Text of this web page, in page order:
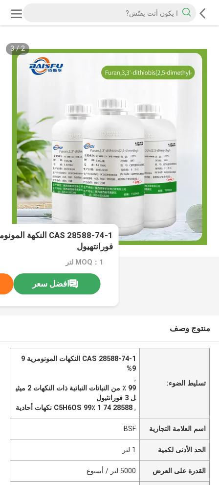
2
/
3
فورانتهيول
MOQ：1 لتر
افضل سعر
منتوج وصف
تسليط الضوء:
CAS 28588-74-1 النكهات المونومرية 9
9%
,
99 ٪ من النباتات النباتية ذات النكهات 2 ميثي
ل 3 فورانثيول
,28588 74 1 C5H6OS 99٪ نكهات أحادية
اسم العلامة التجارية BSF
الحد الأدنى لكمية 1 لتر
القدرة على العرض 5000 لتر / أسبوع